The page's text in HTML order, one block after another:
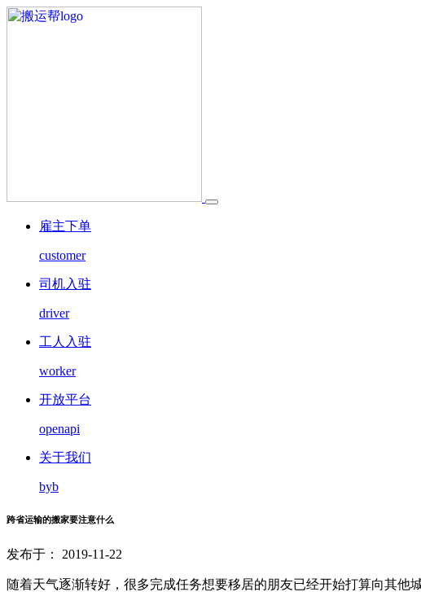
雇主下单
customer
司机入驻
driver
工人入驻
worker
开放平台
openapi
关于我们
byb
跨省运输的搬家要注意什么
发布于： 2019-11-22
随着天气逐渐转好，很多完成任务想要移居的朋友已经开始打算向其